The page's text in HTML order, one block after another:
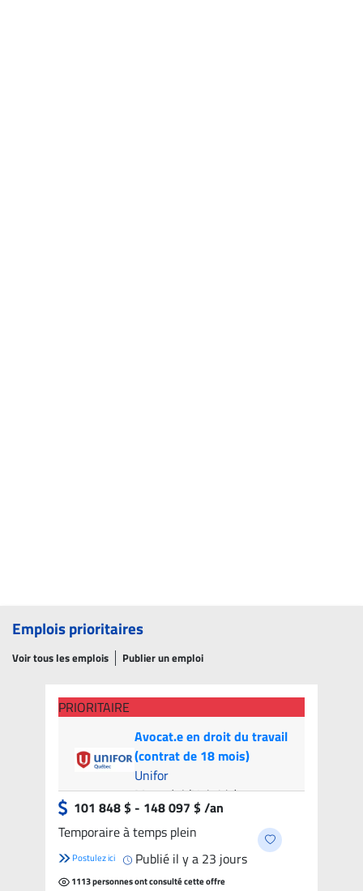
Emplois prioritaires
Voir tous les emplois Publier un emploi
PRIORITAIRE
Avocat.e en droit du travail
(contrat de 18 mois)
Unifor
Montréal (Hybride)- 8
candidats
101 848 $ - 148 097 $ /an
Temporaire à temps plein
Postulez ici Publié il y a 23 jours
1113 personnes ont consulté cette offre